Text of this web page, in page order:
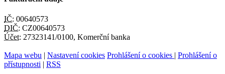
IČ: 00640573
DIČ: CZ00640573
Účet: 27323141/0100, Komerční banka
Mapa webu | Nastavení cookies Prohlášení o cookies | Prohlášení o
přístupnosti | RSS